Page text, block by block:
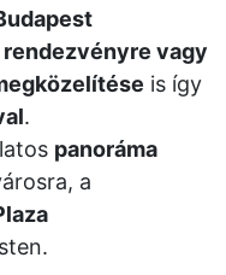
vagy
is így
.
panoráma
a